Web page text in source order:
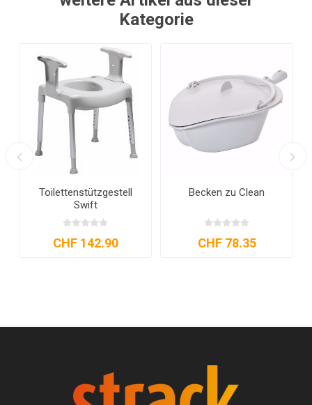
Kategorie
Toilettenstützgestell
Swift
CHF 142.90
Becken zu Clean
CHF 78.35